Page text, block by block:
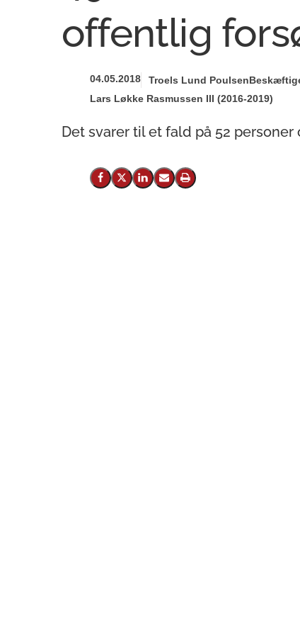
offentlig
04.05.2018 Troels Lund Poulsen
Lars Løkke Rasmussen III (2016-2019)
Det svarer til et fald på 52
Del på Facebook
Del på X (Twitter)
Del på LinkedIn
Send email
Print